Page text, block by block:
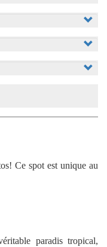
Ce spot est unique au
paradis tropical,